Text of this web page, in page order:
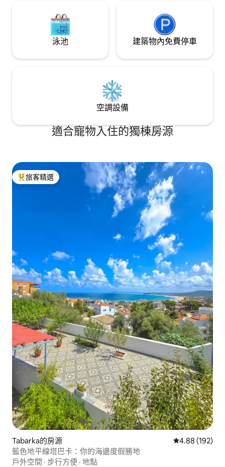
泳池 建築物內免費停車
空調設備
適合寵物入住的獨棟房源
旅客精選榜首
旅客精選
Tabarka的房源 從 192 則評價
4.88 (192)
藍色地平線塔巴卡：你的海邊度假勝地
戶外空間 · 步行方便 · 地點